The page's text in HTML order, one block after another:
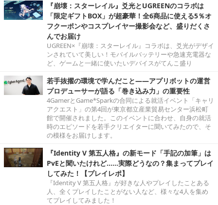
『崩壊：スターレイル』爻光とUGREENのコラボは
「限定ギフトBOX」が超豪華！全6商品に使える5％オ
フクーポンやコスプレイヤー撮影会など、盛りだくさ
んでお届け
UGREEN×『崩壊：スターレイル』コラボは、爻光がデザイ
ンされていて美しい！モバイルバッテリーや急速充電器な
ど、ゲームと一緒に使いたいデバイスがてんこ盛り
若手抜擢の環境で学んだこと――アプリボットの運営
プロデューサーが語る「巻き込み力」の重要性
4GamerとGame*Sparkの合同による就活イベント「キャリ
アクエスト」の第4回が東京都立産業貿易センター浜松町
館で開催されました。このイベントに合わせ、自身の就活
時のエピソードを若手クリエイターに聞いてみたので、そ
の模様をお届けします。
『Identity V 第五人格』の新モード「手記の加筆」は
PvEと聞いたけれど……実際どうなの？集まってプレイ
してみた！【プレイレポ】
『Identity V 第五人格』が好きな人やプレイしたことある
人、全くプレイしたことがない人など、様々な4人を集め
てプレイしてみました！